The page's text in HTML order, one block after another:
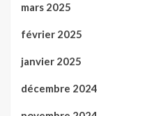
mars 2025
février 2025
janvier 2025
décembre 2024